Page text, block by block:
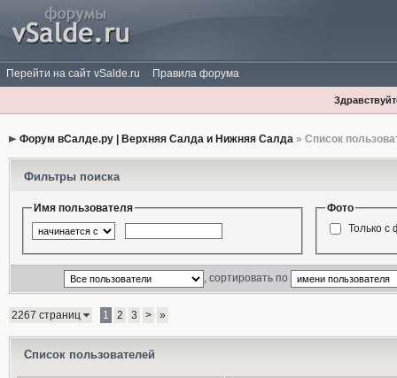
Перейти на сайт vSalde.ru Правила форума
Форум вСалде.ру | Верхняя Салда и Нижняя Салда» Список
Фильтры поиска
Имя пользователя
Фото
Только с
, сортировать по
2267 страниц 1 2 3 > »
Список пользователей